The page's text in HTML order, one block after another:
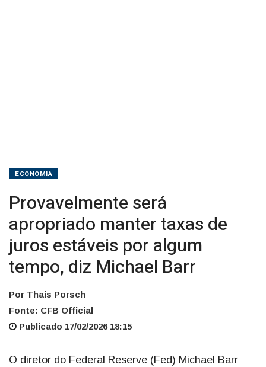
ECONOMIA
Provavelmente será
apropriado manter taxas de
juros estáveis por algum
tempo, diz Michael Barr
Por Thais Porsch
Fonte: CFB Official
Publicado 17/02/2026 18:15
O diretor do Federal Reserve (Fed) Michael Barr